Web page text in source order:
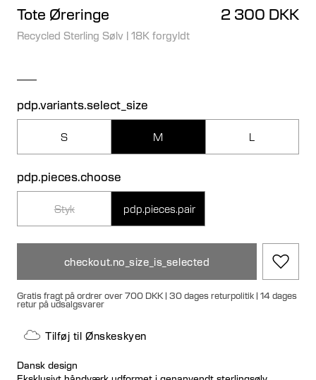
Tote Øreringe 2 300 DKK
Recycled Sterling Sølv | 18K forgyldt
pdp.variants.select_size
S M L
pdp.pieces.choose
Styk pdp.pieces.pair
checkout.no_size_is_selected
Gratis fragt på ordrer over 700 DKK | 30 dages returpolitik | 14 dages
retur på udsalgsvarer
Tilføj til Ønskeskyen
Dansk design